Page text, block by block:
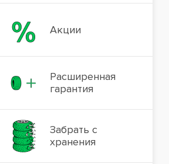
Акции
Расширенная
гарантия
Забрать с
хранения